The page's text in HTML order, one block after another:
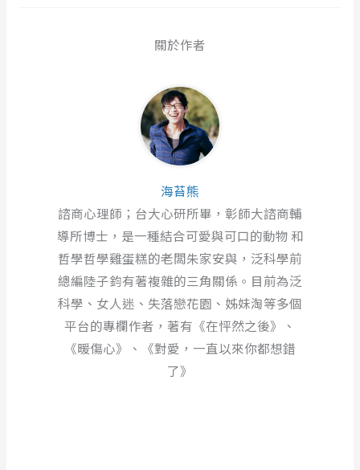
關於作者
海苔熊
諮商心理師；台大心研所畢，彰師大諮商輔
導所博士，是一種結合可愛與可口的動物 和
哲學哲學雞蛋糕的老闆朱家安與，泛科學前
總編陸子鈞有著複雜的三角關係。目前為泛
科學、女人迷、失落戀花園、姊妹淘等多個
平台的專欄作者，著有《在怦然之後》、
《暖傷心》、《對愛，一直以來你都想錯
了》